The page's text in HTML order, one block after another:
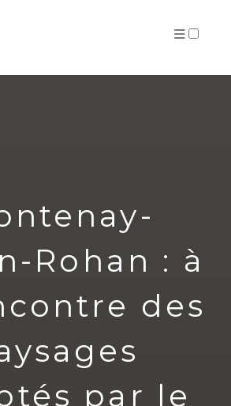
Rohan : à
des
par le